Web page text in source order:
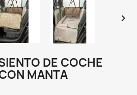

DE COCHE
MANTA